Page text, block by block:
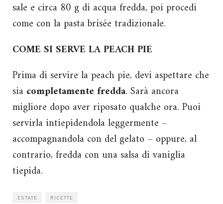
sale e circa 80 g di acqua fredda, poi procedi
come con la pasta brisée tradizionale.
COME SI SERVE LA PEACH PIE
Prima di servire la peach pie, devi aspettare che
sia completamente fredda. Sarà ancora
migliore dopo aver riposato qualche ora. Puoi
servirla intiepidendola leggermente –
accompagnandola con del gelato – oppure, al
contrario, fredda con una salsa di vaniglia
tiepida.
ESTATE RICETTE